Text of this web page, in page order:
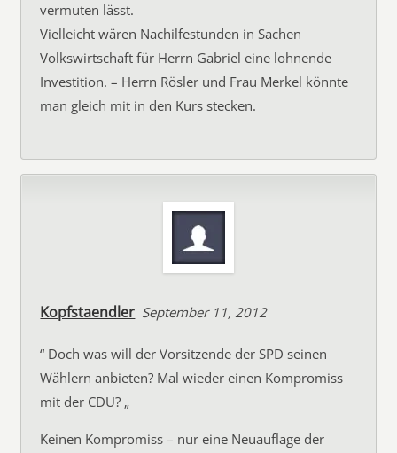
vermuten lässt.
Vielleicht wären Nachilfestunden in Sachen
Volkswirtschaft für Herrn Gabriel eine lohnende
Investition. – Herrn Rösler und Frau Merkel könnte
man gleich mit in den Kurs stecken.
Kopfstaendler September 11, 2012
“ Doch was will der Vorsitzende der SPD seinen
Wählern anbieten? Mal wieder einen Kompromiss
mit der CDU? „
Keinen Kompromiss – nur eine Neuauflage der